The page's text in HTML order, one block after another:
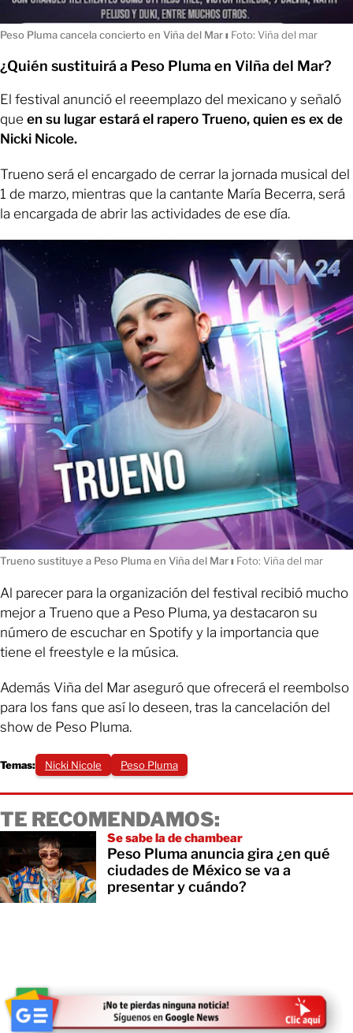
Peso Pluma cancela concierto en Viña del Marı Foto: Viña del mar
¿Quién sustituirá a Peso Pluma en Vilña del Mar?
El festival anunció el reeemplazo del mexicano y señaló
que en su lugar estará el rapero Trueno, quien es ex de
Nicki Nicole.
Trueno será el encargado de cerrar la jornada musical del
1 de marzo, mientras que la cantante María Becerra, será
la encargada de abrir las actividades de ese día.
Trueno sustituye a Peso Pluma en Viña del Marı Foto: Viña del mar
Al parecer para la organización del festival recibió mucho
mejor a Trueno que a Peso Pluma, ya destacaron su
número de escuchar en Spotify y la importancia que
tiene el freestyle e la música.
Además Viña del Mar aseguró que ofrecerá el reembolso
para los fans que así lo deseen, tras la cancelación del
show de Peso Pluma.
Temas: Nicki Nicole Peso Pluma
TE RECOMENDAMOS:
Se sabe la de chambear
Peso Pluma anuncia gira ¿en qué
ciudades de México se va a
presentar y cuándo?